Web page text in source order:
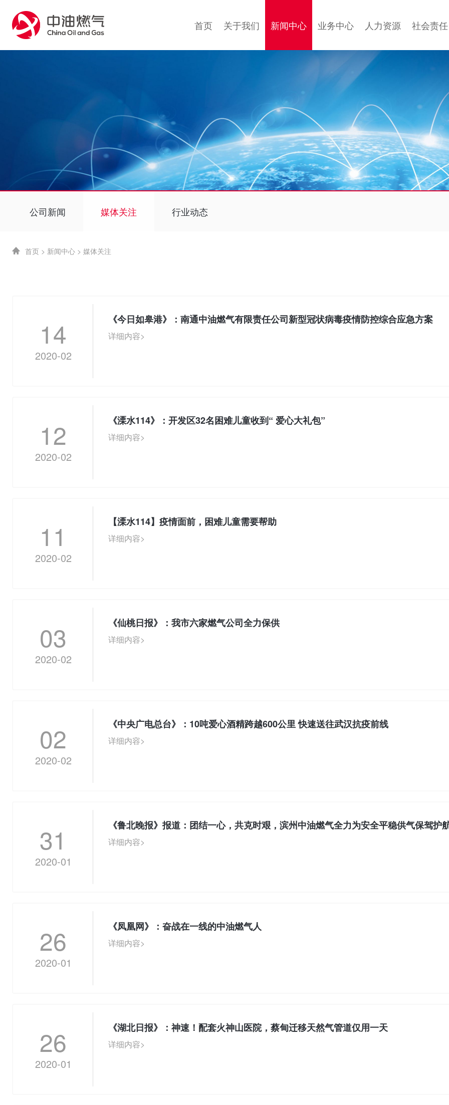
首页 关于我们 新闻中心 业务中心 人力资源 社会责任
公司新闻 媒体关注 行业动态
首页 > 新闻中心 > 媒体关注
14
2020-02
《今日如皋港》：南通中油燃气有限责任公司新型冠状病毒疫情防控综合应急方案
详细内容>
12
2020-02
《溧水114》：开发区32名困难儿童收到“ 爱心大礼包”
详细内容>
11
2020-02
【溧水114】疫情面前，困难儿童需要帮助
详细内容>
03
2020-02
《仙桃日报》：我市六家燃气公司全力保供
详细内容>
02
2020-02
《中央广电总台》：10吨爱心酒精跨越600公里 快速送往武汉抗疫前线
详细内容>
31
2020-01
《鲁北晚报》报道：团结一心，共克时艰，滨州中油燃气全力为安全平稳供气保驾护
详细内容>
26
2020-01
《凤凰网》：奋战在一线的中油燃气人
详细内容>
26
2020-01
《湖北日报》：神速！配套火神山医院，蔡甸迁移天然气管道仅用一天
详细内容>